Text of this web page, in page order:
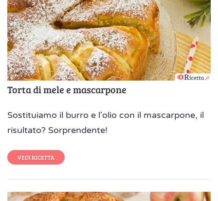
Torta di mele e mascarpone
Sostituiamo il burro e l'olio con il mascarpone, il
risultato? Sorprendente!
VEDI RICETTA